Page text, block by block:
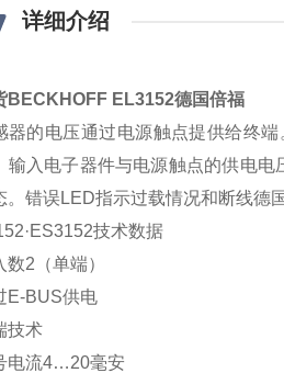
详细介绍
BECKHOFF EL3152德国倍福
器的电压通过电源触点提供给终
输入电子器件与电源触点的供电
。错误LED指示过载情况和断线德
技术数据
数2（单端）
E-BUS供电
技术
电流4…20毫安